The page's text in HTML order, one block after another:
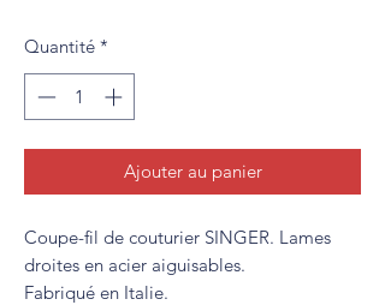
Quantité *
Ajouter au panier
Coupe-fil de couturier SINGER. Lames
droites en acier aiguisables.
Fabriqué en Italie.